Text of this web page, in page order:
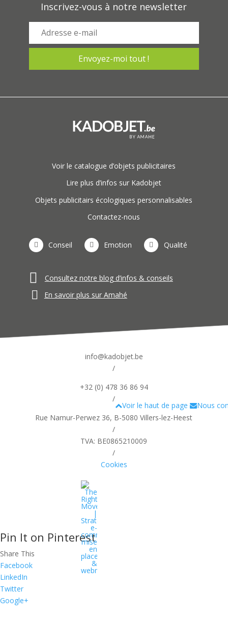
Voir le haut de page Nous
Inscrivez-vous à notre newsletter
Voir le catalogue d’objets publicitaires
Lire plus d’infos sur Kadobjet
Objets publicitairs écologiques personnalisables
Contactez-nous
Conseil Emotion Qualité
Consultez notre blog d’infos & conseils
En savoir plus sur Amahé
info@kadobjet.be
/
+32 (0) 478 36 86 94
/
Rue Namur-Perwez 36, B-5080 Villers-lez-Heest
/
TVA: BE0865210009
/
Cookies
Pin It on Pinterest
Share This
Facebook
LinkedIn
Twitter
Google+